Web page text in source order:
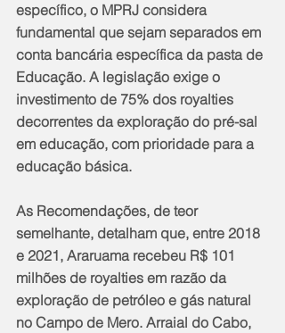
específico, o MPRJ considera
fundamental que sejam separados em
conta bancária específica da pasta de
Educação. A legislação exige o
investimento de 75% dos royalties
decorrentes da exploração do pré-sal
em educação, com prioridade para a
educação básica.
As Recomendações, de teor
semelhante, detalham que, entre 2018
e 2021, Araruama recebeu R$ 101
milhões de royalties em razão da
exploração de petróleo e gás natural
no Campo de Mero. Arraial do Cabo,